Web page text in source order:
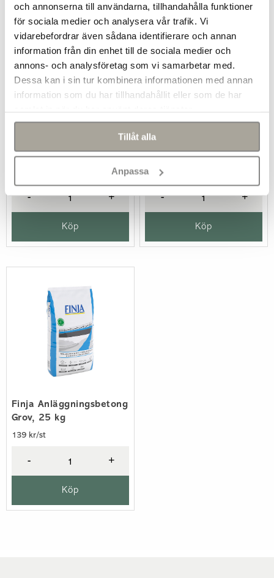
och annonserna till användarna, tillhandahålla funktioner
för sociala medier och analysera vår trafik. Vi
vidarebefordrar även sådana identifierare och annan
information från din enhet till de sociala medier och
annons- och analysföretag som vi samarbetar med.
Dessa kan i sin tur kombinera informationen med annan
information som du har tillhandahållit eller som de har
Tillåt alla
Anpassa
kg
- +
Köp
Finja Anläggningsbetong
Fin, 25 kg
139 kr/st
- +
Köp
Finja Anläggningsbetong
Grov, 25 kg
139 kr/st
- +
Köp